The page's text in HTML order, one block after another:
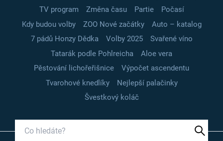
TV program
Změna času Partie
Počasí
Kdy budou volby
ZOO Nové začátky
Auto – katalog
7 pádů Honzy Dědka
Volby 2025
Svařené víno
Tatarák podle Pohlreicha
Aloe vera
Pěstování lichořeřišnice
Výpočet ascendentu
Tvarohové knedlíky
Nejlepší palačinky
Švestkový koláč